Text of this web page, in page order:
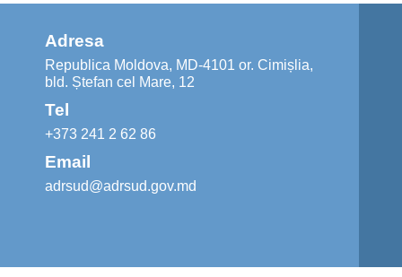
Adresa
Republica Moldova, MD-4101 or. Cimișlia,
bld. Ștefan cel Mare, 12
Tel
+373 241 2 62 86
Email
adrsud@adrsud.gov.md